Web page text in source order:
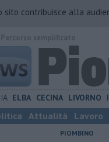
sito contribuisce alla
ELBA CECINA LIVORNO
Attualità Lavoro
PIOMBINO